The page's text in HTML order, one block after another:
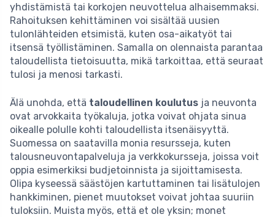
yhdistämistä tai korkojen neuvottelua alhaisemmaksi.
Rahoituksen kehittäminen voi sisältää uusien
tulonlähteiden etsimistä, kuten osa-aikatyöt tai
itsensä työllistäminen. Samalla on olennaista parantaa
taloudellista tietoisuutta, mikä tarkoittaa, että seuraat
tulosi ja menosi tarkasti.
Älä unohda, että taloudellinen koulutus ja neuvonta
ovat arvokkaita työkaluja, jotka voivat ohjata sinua
oikealle polulle kohti taloudellista itsenäisyyttä.
Suomessa on saatavilla monia resursseja, kuten
talousneuvontapalveluja ja verkkokursseja, joissa voit
oppia esimerkiksi budjetoinnista ja sijoittamisesta.
Olipa kyseessä säästöjen kartuttaminen tai lisätulojen
hankkiminen, pienet muutokset voivat johtaa suuriin
tuloksiin. Muista myös, että et ole yksin; monet